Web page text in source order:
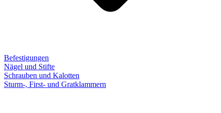
Befestigungen
Nägel und Stifte
Schrauben und Kalotten
Sturm-, First- und Gratklammern